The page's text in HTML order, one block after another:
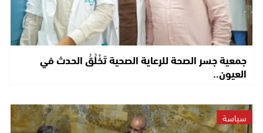
جمعية جسر الصحة للرعاية الصحية تَخْلُقُ الحدث في
العيون..
سياسة